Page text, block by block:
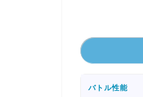
バトル性能